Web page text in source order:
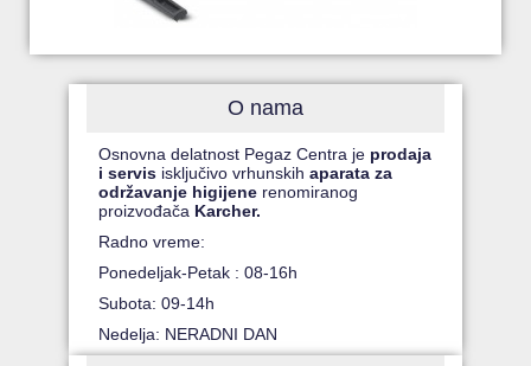
O nama
Osnovna delatnost Pegaz Centra je prodaja
i servis isključivo vrhunskihaparata za
održavanje higijene renomiranog
proizvođača Karcher.
Radno vreme:
Ponedeljak-Petak : 08-16h
Subota: 09-14h
Nedelja: NERADNI DAN